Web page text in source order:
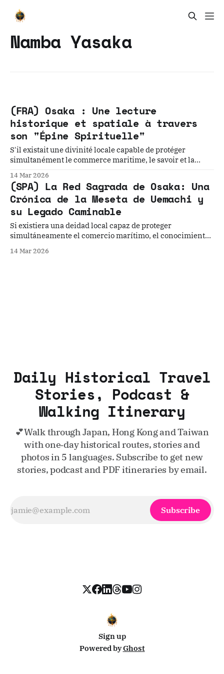
Namba Yasaka
(FRA) Osaka : Une lecture
historique et spatiale à travers
son "Épine Spirituelle"
S'il existait une divinité locale capable de protéger
simultanément le commerce maritime, le savoir et la
d'éloigner le malheur – une divinité qui protégerait tous
les esprits – seriez-vous prêt à lui rendre visite ?
14 Mar 2026
(SPA) La Red Sagrada de Osaka: Una
Crónica de la Meseta de Uemachi y
su Legado Caminable
Si existiera una deidad local capaz de proteger
simultáneamente el comercio marítimo, el conocimiento
descendientes, y alejar la desgracia —una deidad que
14 Mar 2026
Daily Historical Travel
Stories, Podcast &
Walking Itinerary
💕Walk through Japan, Hong Kong and Taiwan
with one‑day historical routes, stories and
photos in 5 languages. Subscribe to get new
stories, podcast and PDF itineraries by email.
Subscribe
Sign up
Powered byGhost